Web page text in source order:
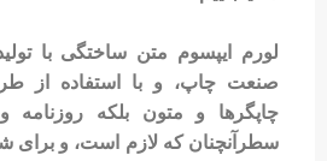
لورم ایپسوم متن ساختگی با
صنعت چاپ، و با استفاده از
چاپگرها و متون بلکه
سطرآنچنان که لازم است، و برای